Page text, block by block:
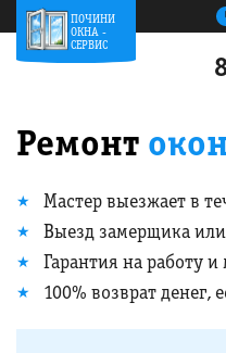
ПОЧИНИ
ОКНА -
СЕРВИС
Ремонт
Мастер выезжает в
Выезд замерщика или
Гарантия на работу
100% возврат денег,